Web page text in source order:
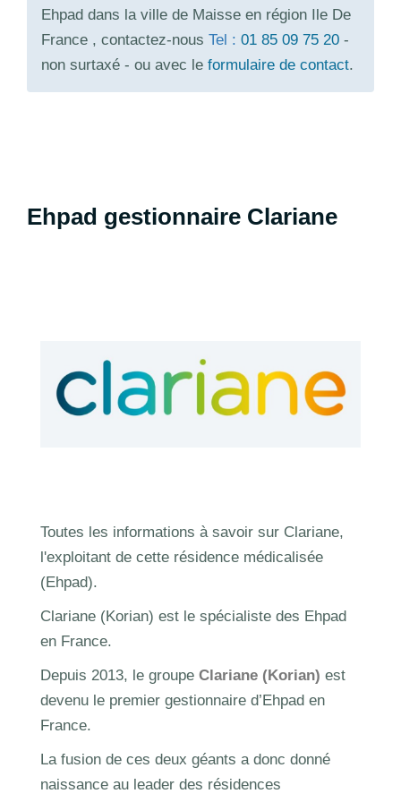
Ehpad dans la ville de Maisse en région Ile De
France , contactez-nous Tel : 01 85 09 75 20 -
non surtaxé - ou avec le formulaire de contact.
Ehpad gestionnaire Clariane
Toutes les informations à savoir sur Clariane,
l'exploitant de cette résidence médicalisée
(Ehpad).
Clariane (Korian) est le spécialiste des Ehpad
en France.
Depuis 2013, le groupe Clariane (Korian) est
devenu le premier gestionnaire d’Ehpad en
France.
La fusion de ces deux géants a donc donné
naissance au leader des résidences